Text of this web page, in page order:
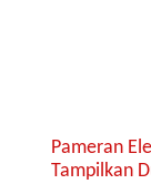
Pameran
Tampilkan